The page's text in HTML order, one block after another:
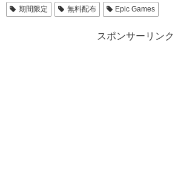
期間限定 無料配布 Epic Games
スポンサーリンク